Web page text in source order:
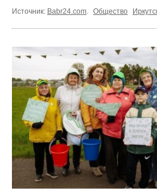
Источник: Babr24.com. Общество